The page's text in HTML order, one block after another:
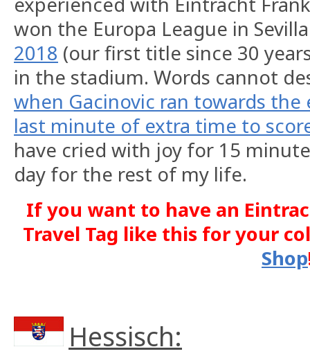
won the Europa League in
2018 (our first title since 30
in the stadium. Words cannot
when Gacinovic ran towards
last minute of extra time to
have cried with joy for 15
day for the rest of my life.
If you want to have an
Travel Tag like this for your
Shop
Hessisch: